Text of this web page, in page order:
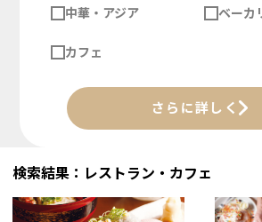
中華・アジア ベーカ
カフェ
さらに詳しく
検索結果：レストラン・カフェ